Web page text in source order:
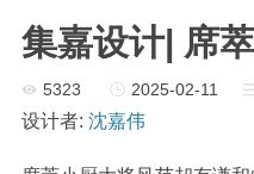
集嘉设计| 席
5323 2025-02-11
设计者: 沈嘉伟